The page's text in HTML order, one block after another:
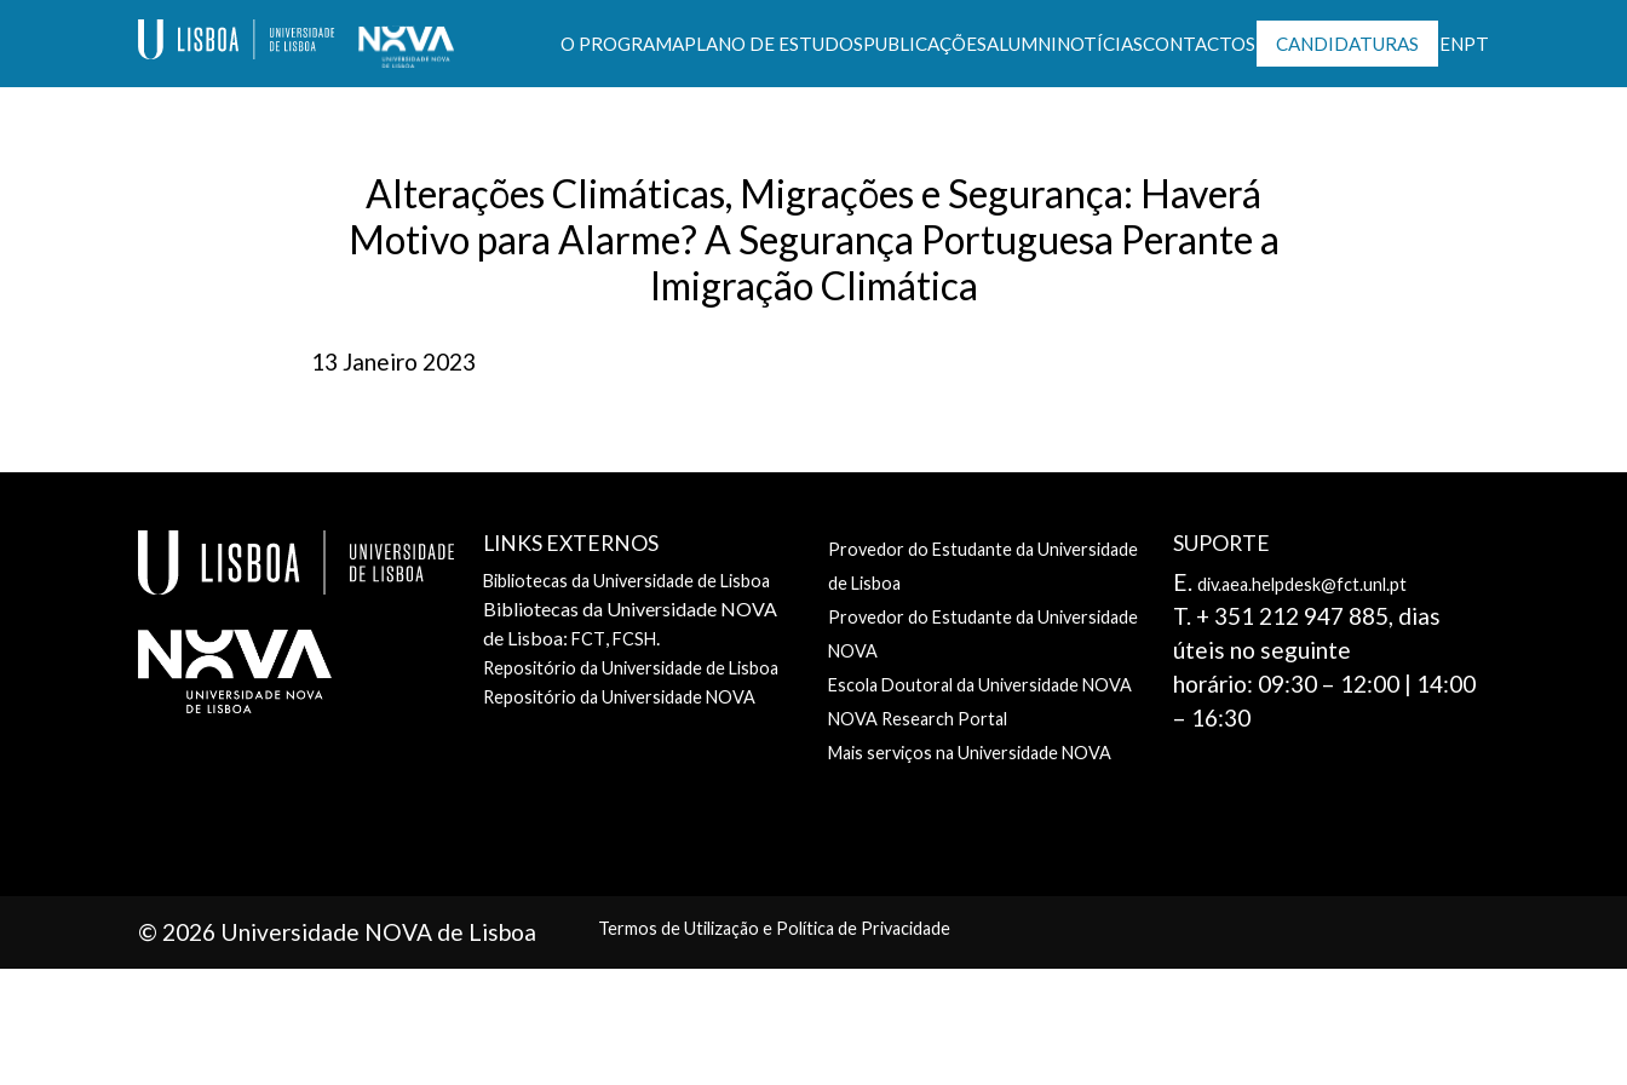
Programa de Doutoramento – Alterações Climáticas e Políticas de Desenvolvimento Sustentável
O PROGRAMAPLANO DE ESTUDOSPUBLICAÇÕESALUMNINOTÍCIASCONTACTOS CANDIDATURAS ENPT
Alterações Climáticas, Migrações e Segurança: Haverá
Motivo para Alarme? A Segurança Portuguesa Perante a
Imigração Climática
13 Janeiro 2023
LINKS EXTERNOS
Bibliotecas da Universidade de Lisboa
Bibliotecas da Universidade NOVA
de Lisboa: FCT FCSH
Repositório da Universidade de Lisboa
Repositório da Universidade NOVA
Provedor do Estudante da Universidade
de Lisboa
Provedor do Estudante da Universidade
NOVA
Escola Doutoral da Universidade NOVA
NOVA Research Portal
Mais serviços na Universidade NOVA
SUPORTE
E. div.aea.helpdesk@fct.unl.pt
T. + 351 212 947 885, dias
úteis no seguinte
horário: 09:30 – 12:00 | 14:00
– 16:30
© 2026 Universidade NOVA de Lisboa Termos de Utilização e Política de Privacidade